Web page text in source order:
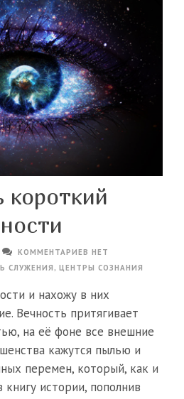
короткий
КОММЕНТАРИЕВ НЕТ
СЛУЖЕНИЯ , ЦЕНТРЫ СОЗНАНИЯ
и нахожу в них
Вечность притягивает
на её фоне все внешние
кажутся пылью и
перемен, который, как и
истории, пополнив